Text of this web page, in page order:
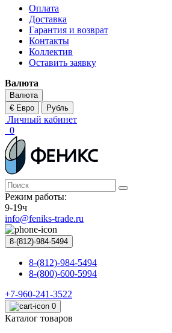
Оплата
Доставка
Гарантия и возврат
Контакты
Коллектив
Оставить заявку
Валюта
Валюта
€ Евро
Рубль
Личный кабинет
0
Режим работы:
9-19ч
info@feniks-trade.ru
8-(812)-984-5494
8-(812)-984-5494
8-(800)-600-5994
+7-960-241-3522
0
Каталог товаров